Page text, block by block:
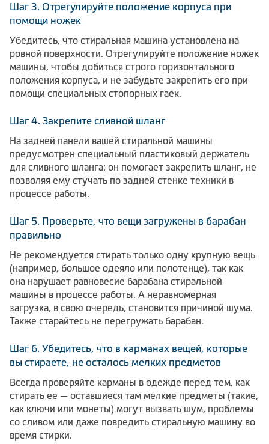
Шаг 3. Отрегулируйте положение корпуса при
помощи ножек
Убедитесь, что стиральная машина установлена на
ровной поверхности. Отрегулируйте положение ножек
машины, чтобы добиться строго горизонтального
положения корпуса, и не забудьте закрепить его при
помощи специальных стопорных гаек.
Шаг 4. Закрепите сливной шланг
На задней панели вашей стиральной машины
предусмотрен специальный пластиковый держатель
для сливного шланга: он помогает закрепить шланг, не
позволяя ему стучать по задней стенке техники в
процессе работы.
Шаг 5. Проверьте, что вещи загружены в барабан
правильно
Не рекомендуется стирать только одну крупную вещь
(например, большое одеяло или полотенце), так как
она нарушает равновесие барабана стиральной
машины в процессе работы. А неравномерная
загрузка, в свою очередь, становится причиной шума.
Также старайтесь не перегружать барабан.
Шаг 6. Убедитесь, что в карманах вещей, которые
вы стираете, не осталось мелких предметов
Всегда проверяйте карманы в одежде перед тем, как
стирать ее — оставшиеся там мелкие предметы (такие,
как ключи или монеты) могут вызвать шум, проблемы
со сливом или даже повредить стиральную машину во
время стирки.